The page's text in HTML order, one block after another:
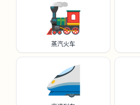
🚂
蒸汽火车
🚄